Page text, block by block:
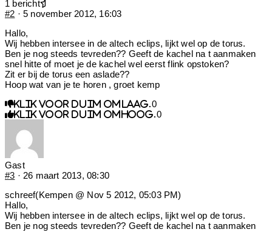
1 bericht
#2 · 5 november 2012, 16:03
Hallo,
Wij hebben intersee in de altech eclips, lijkt wel op de torus.
Ben je nog steeds tevreden?? Geeft de kachel na t aanmaken
snel hitte of moet je de kachel wel eerst flink opstoken?
Zit er bij de torus een aslade??
Hoop wat van je te horen , groet kemp
Klik voor duim omlaag. 0
Klik voor duim omhoog. 0
Gast
#3 · 26 maart 2013, 08:30
schreef(Kempen @ Nov 5 2012, 05:03 PM)
Hallo,
Wij hebben intersee in de altech eclips, lijkt wel op de torus.
Ben je nog steeds tevreden?? Geeft de kachel na t aanmaken